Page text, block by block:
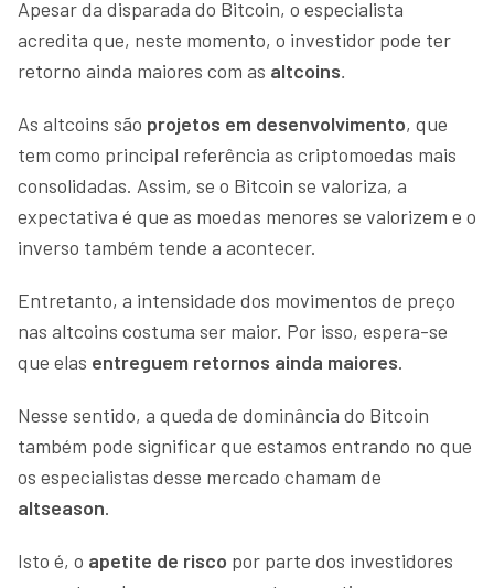
Apesar da disparada do Bitcoin, o especialista
acredita que, neste momento, o investidor pode ter
retorno ainda maiores com as altcoins.
As altcoins são projetos em desenvolvimento, que
tem como principal referência as criptomoedas mais
consolidadas. Assim, se o Bitcoin se valoriza, a
expectativa é que as moedas menores se valorizem e o
inverso também tende a acontecer.
Entretanto, a intensidade dos movimentos de preço
nas altcoins costuma ser maior. Por isso, espera-se
que elas entreguem retornos ainda maiores.
Nesse sentido, a queda de dominância do Bitcoin
também pode significar que estamos entrando no que
os especialistas desse mercado chamam de
altseason.
Isto é, o apetite de risco por parte dos investidores